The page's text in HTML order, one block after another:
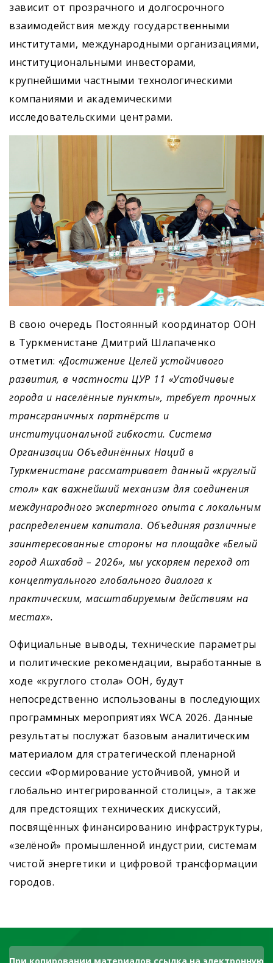
зависит от прозрачного и долгосрочного
взаимодействия между государственными
институтами, международными организациями,
институциональными инвесторами,
крупнейшими частными технологическими
компаниями и академическими
исследовательскими центрами.
В свою очередь Постоянный координатор ООН
в Туркменистане Дмитрий Шлапаченко
отметил: «Достижение Целей устойчивого
развития, в частности ЦУР 11 «Устойчивые
города и населённые пункты», требует прочных
трансграничных партнёрств и
институциональной гибкости. Система
Организации Объединённых Наций в
Туркменистане рассматривает данный «круглый
стол» как важнейший механизм для соединения
международного экспертного опыта с локальным
распределением капитала. Объединяя различные
заинтересованные стороны на площадке «Белый
город Ашхабад – 2026», мы ускоряем переход от
концептуального глобального диалога к
практическим, масштабируемым действиям на
местах».
Официальные выводы, технические параметры
и политические рекомендации, выработанные в
ходе «круглого стола» ООН, будут
непосредственно использованы в последующих
программных мероприятиях WCA 2026. Данные
результаты послужат базовым аналитическим
материалом для стратегической пленарной
сессии «Формирование устойчивой, умной и
глобально интегрированной столицы», а также
для предстоящих технических дискуссий,
посвящённых финансированию инфраструктуры,
«зелёной» промышленной индустрии, системам
чистой энергетики и цифровой трансформации
городов.